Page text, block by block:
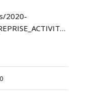
2020-